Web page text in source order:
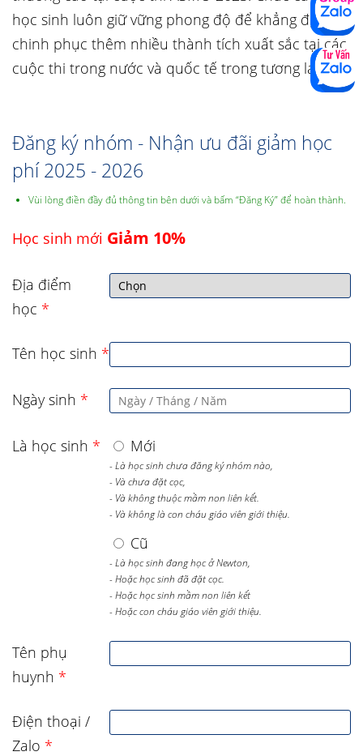
học sinh luôn giữ vững phong độ để khẳng định và
chinh phục thêm nhiều thành tích xuất sắc tại các
cuộc thi trong nước và quốc tế trong tương lai.
Đăng ký nhóm - Nhận ưu đãi giảm học
phí 2025 - 2026
Vùi lòng điền đầy đủ thông tin bên dưới và bấm “Đăng Ký” để hoàn thành.
Học sinh mới Giảm 10%
Địa điểm
học *
Tên học sinh *
Ngày sinh *
Là học sinh * Mới
- Là học sinh chưa đăng ký nhóm nào,
- Và chưa đặt cọc,
- Và không thuộc mầm non liên kết.
- Và không là con cháu giáo viên giới thiệu.
Cũ
- Là học sinh đang học ở Newton,
- Hoặc học sinh đã đặt cọc.
- Hoặc học sinh mầm non liên kết
- Hoặc con cháu giáo viên giới thiệu.
Tên phụ
huynh *
Điện thoại /
Zalo *